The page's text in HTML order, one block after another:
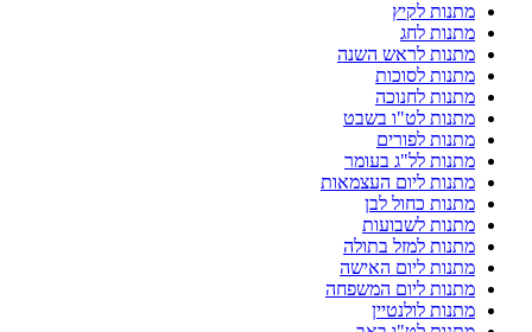
מתנות לקיץ
מתנות לחג
מתנות לראש השנה
מתנות לסוכות
מתנות לחנוכה
מתנות לט"ו בשבט
מתנות לפורים
מתנות לל"ג בעומר
מתנות ליום העצמאות
מתנות כחול לבן
מתנות לשבועות
מתנות למזל בתולה
מתנות ליום האישה
מתנות ליום המשפחה
מתנות לולנטיין